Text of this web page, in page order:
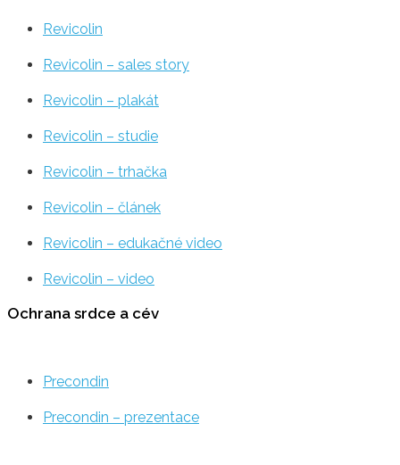
Revicolin
Revicolin – sales story
Revicolin – plakát
Revicolin – studie
Revicolin – trhačka
Revicolin – článek
Revicolin – edukačné video
Revicolin – video
Ochrana srdce a cév
Precondin
Precondin – prezentace